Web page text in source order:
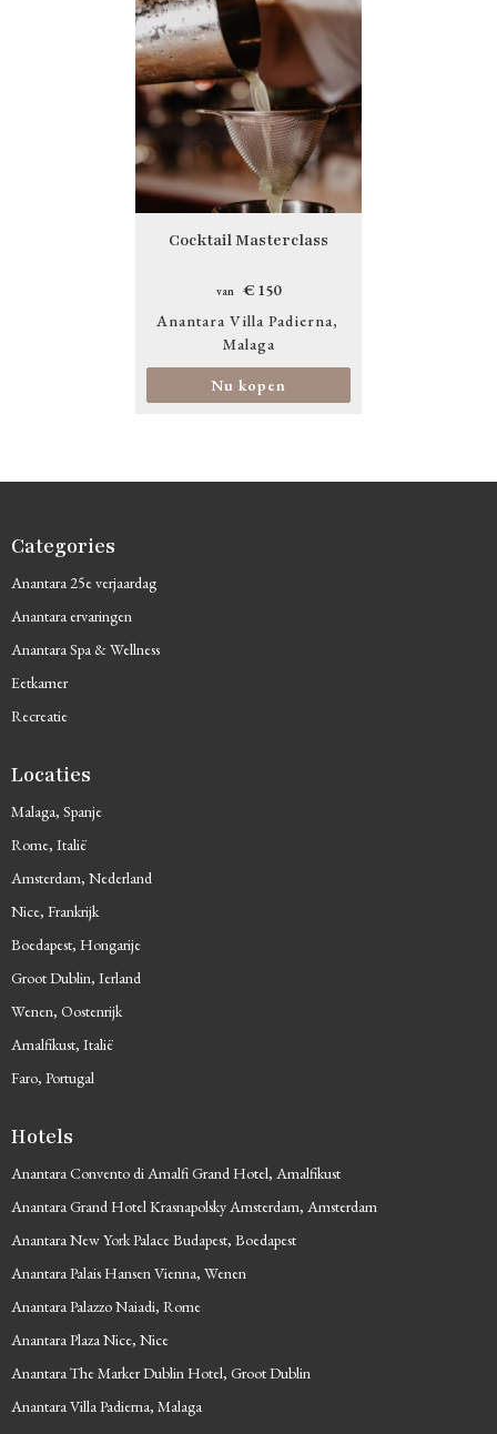
Cocktail Masterclass
van € 150
Anantara Villa Padierna
Malaga
Nu kopen
Categories
Anantara 25e verjaardag
Anantara ervaringen
Anantara Spa & Wellness
Eetkamer
Recreatie
Locaties
Malaga, Spanje
Rome, Italië
Amsterdam, Nederland
Nice, Frankrijk
Boedapest, Hongarije
Groot Dublin, Ierland
Wenen, Oostenrijk
Amalfikust, Italië
Faro, Portugal
Hotels
Anantara Convento di Amalfi Grand Hotel, Amalfikust
Anantara Grand Hotel Krasnapolsky Amsterdam, Amsterdam
Anantara New York Palace Budapest, Boedapest
Anantara Palais Hansen Vienna, Wenen
Anantara Palazzo Naiadi, Rome
Anantara Plaza Nice, Nice
Anantara The Marker Dublin Hotel, Groot Dublin
Anantara Villa Padierna, Malaga